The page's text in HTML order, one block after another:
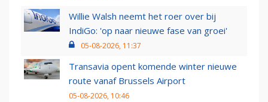
Willie Walsh neemt het roer over bij
IndiGo: 'op naar nieuwe fase van groei'
05-08-2026, 11:37
Transavia opent komende winter nieuwe
route vanaf Brussels Airport
05-08-2026, 10:46